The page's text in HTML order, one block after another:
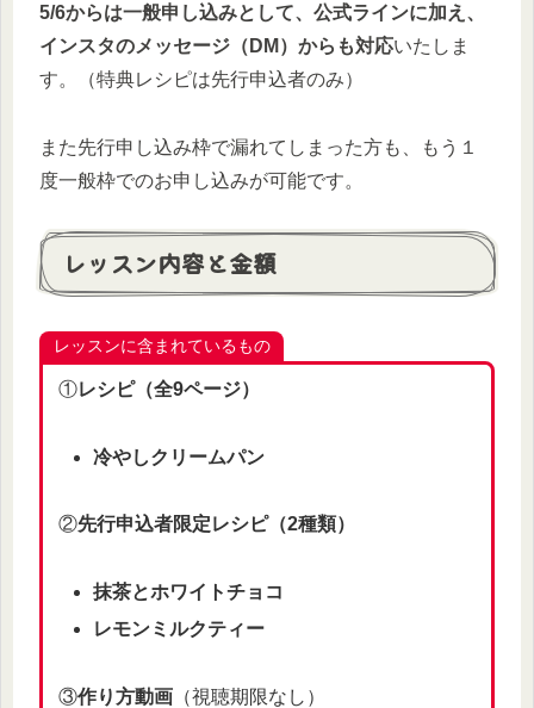
5/6からは一般申し込みとして、公式ラインに加え、
インスタのメッセージ（DM）からも対応いたしま
す。（特典レシピは先行申込者のみ）
また先行申し込み枠で漏れてしまった方も、もう１
度一般枠でのお申し込みが可能です。
レッスン内容と金額
レッスンに含まれているもの
①レシピ（全9ページ）
冷やしクリームパン
②先行申込者限定レシピ（2種類）
抹茶とホワイトチョコ
レモンミルクティー
③作り方動画（視聴期限なし）